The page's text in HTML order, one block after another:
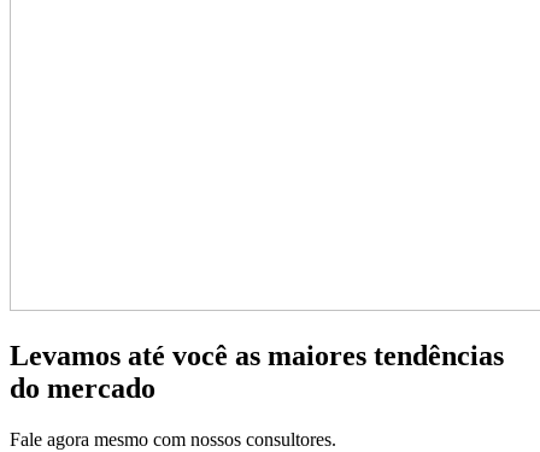
Levamos até você as maiores tendências
do mercado
Fale agora mesmo com nossos consultores.